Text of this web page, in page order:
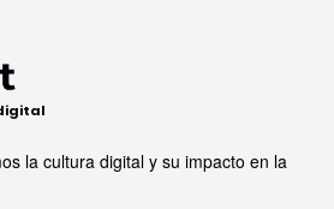
la cultura digital y su impacto en la